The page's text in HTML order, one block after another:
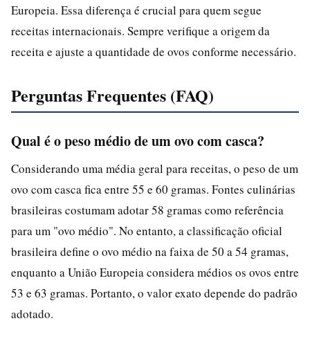
Europeia. Essa diferença é crucial para quem segue
receitas internacionais. Sempre verifique a origem da
receita e ajuste a quantidade de ovos conforme necessário.
Perguntas Frequentes (FAQ)
Qual é o peso médio de um ovo com casca?
Considerando uma média geral para receitas, o peso de um
ovo com casca fica entre 55 e 60 gramas. Fontes culinárias
brasileiras costumam adotar 58 gramas como referência
para um "ovo médio". No entanto, a classificação oficial
brasileira define o ovo médio na faixa de 50 a 54 gramas,
enquanto a União Europeia considera médios os ovos entre
53 e 63 gramas. Portanto, o valor exato depende do padrão
adotado.